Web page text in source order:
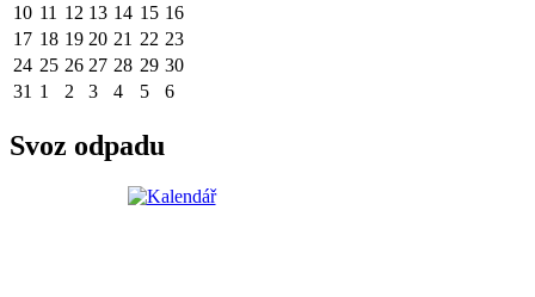
10 11 12 13 14 15 16
17 18 19 20 21 22 23
24 25 26 27 28 29 30
31 1 2 3 4 5 6
Svoz odpadu